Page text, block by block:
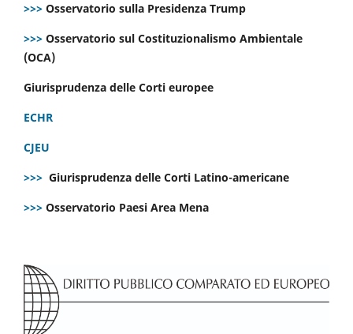
>>> Osservatorio sulla Presidenza Trump
>>> Osservatorio sul Costituzionalismo Ambientale
(OCA)
Giurisprudenza delle Corti europee
ECHR
CJEU
>>> Giurisprudenza delle Corti Latino-americane
>>> Osservatorio Paesi Area Mena